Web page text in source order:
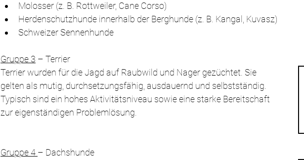
Molosser (z. B. Rottweiler, Cane Corso)
Herdenschutzhunde innerhalb der Berghunde (z. B. Kangal, Kuvasz)
Schweizer Sennenhunde
Gruppe 3 – Terrier
Terrier wurden für die Jagd auf Raubwild und Nager gezüchtet. Sie
gelten als mutig, durchsetzungsfähig, ausdauernd und selbstständig.
Typisch sind ein hohes Aktivitätsniveau sowie eine starke Bereitschaft
zur eigenständigen Problemlösung.
Gruppe 4 – Dachshunde